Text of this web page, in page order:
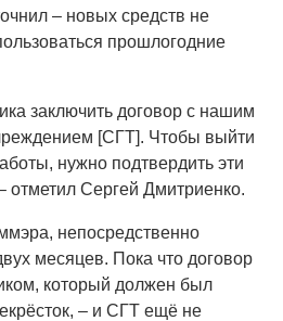
– новых средств не
прошлогодние
заключить договор с нашим
[СГТ]. Чтобы выйти
нужно подтвердить эти
Сергей Дмитриенко.
непосредственно
месяцев. Пока что договор
который должен был
– и СГТ ещё не